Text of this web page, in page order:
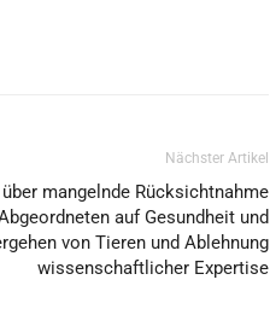
Nächster Artikel
mangelnde Rücksichtnahme
auf Gesundheit und
von Tieren und Ablehnung
wissenschaftlicher Expertise